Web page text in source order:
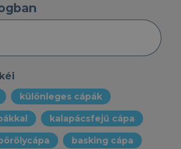
különleges cápák
kalapácsfejű cápa
basking cápa